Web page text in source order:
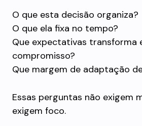
O que esta decisão organiza?
O que ela fixa no tempo?
Que expectativas transforma
compromisso?
Que margem de adaptação
Essas perguntas não exigem
exigem foco.